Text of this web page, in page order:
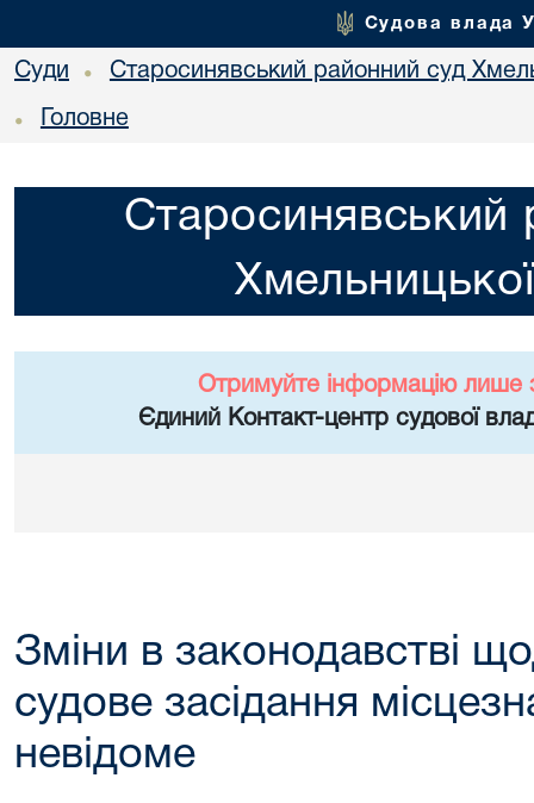
Судова влада
Суди • Старосинявський районний суд
• Головне
Старосинявський
Отримуйте інформацію лише
Єдиний Контакт-центр судової
Зміни в законодавстві
судове засідання
невідоме